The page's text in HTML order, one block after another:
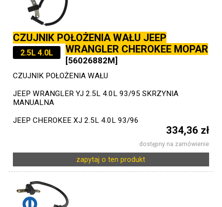
CZUJNIK POŁOŻENIA WAŁU JEEP
WRANGLER CHEROKEE MOPAR
2.5L 4.0L
[56026882M]
CZUJNIK POŁOŻENIA WAŁU
JEEP WRANGLER YJ 2.5L 4.0L 93/95 SKRZYNIA
MANUALNA
JEEP CHEROKEE XJ 2.5L 4.0L 93/96
334,36 zł
dostępny na zamówienie
zapytaj o ten produkt